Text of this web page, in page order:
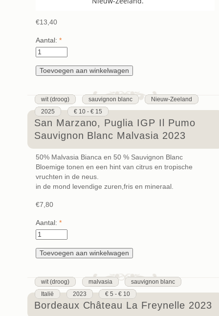
€13,40
Aantal: *
wit (droog) sauvignon blanc
Nieuw-Zeeland
2025
€ 10 - € 15
San Marzano, Puglia IGP Il Pumo
Sauvignon Blanc Malvasia 2023
50% Malvasia Bianca en 50 % Sauvignon Blanc
Bloemige tonen en een hint van citrus en tropische
vruchten in de neus.
in de mond levendige zuren,fris en mineraal.
€7,80
Aantal: *
wit (droog) malvasia
sauvignon blanc
Italië
2023 € 5 - € 10
Bordeaux Château La Freynelle 2023